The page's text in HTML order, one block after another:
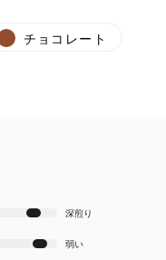
チョコレート
深煎り
弱い